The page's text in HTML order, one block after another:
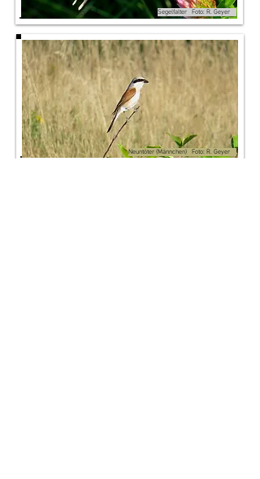
Segelfalter Foto: R. Geyer
Neuntöter (Männchen) Foto: R. Geyer